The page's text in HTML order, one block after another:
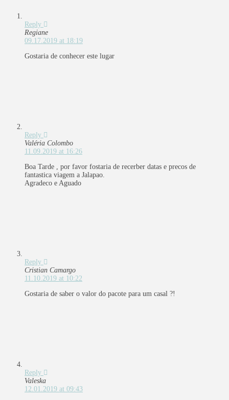
Reply
Regiane
09.17.2019 at 18:19
Gostaria de conhecer este lugar
Reply
Valéria Colombo
11.09.2019 at 16:26
Boa Tarde , por favor fostaria de recerber datas e precos de
fantastica viagem a Jalapao.
Agradeco e Aguado
Reply
Cristian Camargo
11.10.2019 at 10:22
Gostaria de saber o valor do pacote para um casal ?!
Reply
Valeska
12.01.2019 at 09:43